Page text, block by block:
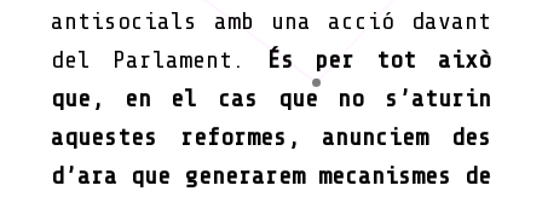
antisocials amb una acció davant
del Parlament.
És per tot això
que, en el cas que no s’aturin
aquestes reformes, anunciem des
d’ara que generarem mecanismes de